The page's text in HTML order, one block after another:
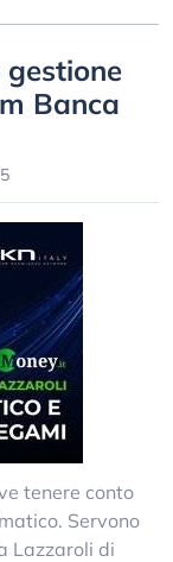
Banca
tenere conto
Servono
Lazzaroli di